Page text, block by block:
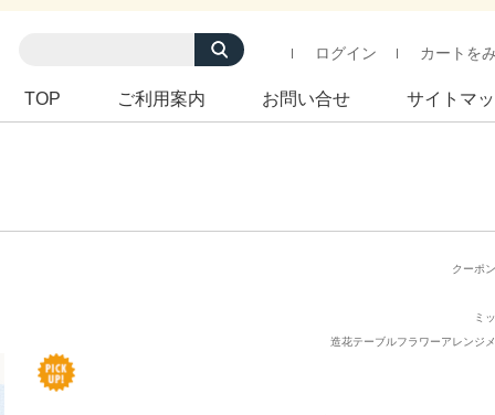
ログイン カートを
TOP ご利用案内 お問い合せ サイトマ
クーポ
ミ
造花テーブルフラワーアレンジ